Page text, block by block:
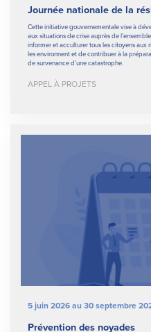
Journée nationale de la
Cette initiative gouvernementale vise à
aux situations de crise auprès de
informer et acculturer tous les citoyens aux
les environnent et de contribuer à la
de survenance d’une catastrophe.
APPEL À PROJETS
5 juin 2026 au 30 septembre
Prévention des noyades